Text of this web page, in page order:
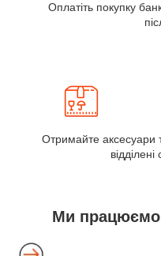
Оплатіть покупку
Отримайте аксесуари
Ми працюємо